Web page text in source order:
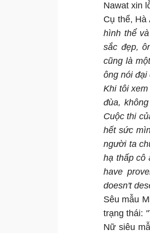
Nawat xin
Cụ thể, Hà
hình thể
sắc đẹp,
cũng là
ông nói đại
Khi tôi
đùa,
Cuộc thi
hết sức
người ta
hạ thấp cô
have
doesn't
Sêu mẫu
trạng thái:
Nữ siêu